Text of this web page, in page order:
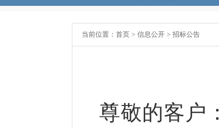
当前位置： 首页 > 信息公开> 招标公告
尊敬的客户